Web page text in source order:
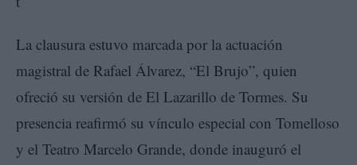
La clausura estuvo marcada por la actuación
magistral de Rafael Álvarez, “El Brujo”, quien
ofreció su versión de El Lazarillo de Tormes. Su
presencia reafirmó su vínculo especial con Tomelloso
y el Teatro Marcelo Grande, donde inauguró el